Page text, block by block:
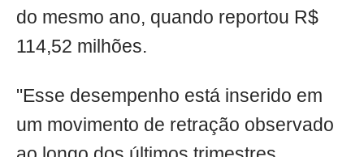
do mesmo ano, quando reportou R$
114,52 milhões.
"Esse desempenho está inserido em
um movimento de retração observado